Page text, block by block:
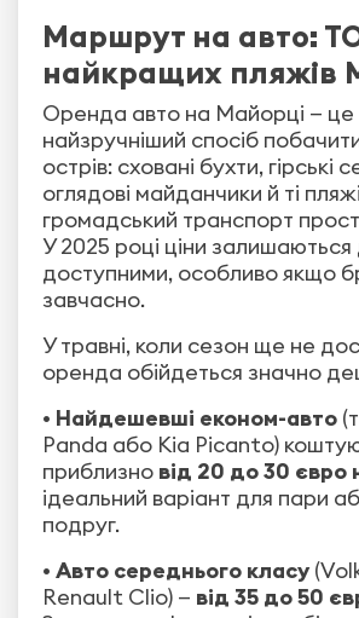
Маршрут на авто:
найкращих пляжів
Оренда авто на Майорці — це
найзручніший спосіб
острів: сховані бухти, гірські
оглядові майданчики й ті
громадський транспорт
У 2025 році ціни залишаються
доступними, особливо якщо
завчасно.
У травні, коли сезон ще не
оренда обійдеться значно
• Найдешевші економ-авто
Panda або Kia Picanto)
приблизно від 20 до 30 євро
ідеальний варіант для пари
подруг.
• Авто середнього класу
Renault Clio) — від 35 до 50